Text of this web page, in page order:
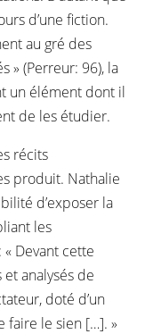
d’une fiction.
au gré des
» (Perreur: 96), la
un élément dont il
de les étudier.
récits
produit. Nathalie
d’exposer la
les
Devant cette
analysés de
doté d’un
faire le sien […]. »